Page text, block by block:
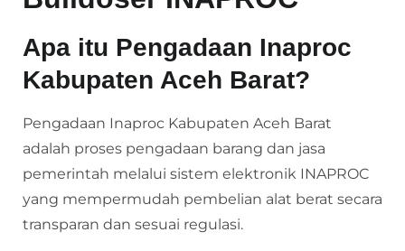
Apa itu Pengadaan Inaproc
Kabupaten Aceh Barat?
Pengadaan Inaproc Kabupaten Aceh Barat
adalah proses pengadaan barang dan jasa
pemerintah melalui sistem elektronik INAPROC
yang mempermudah pembelian alat berat secara
transparan dan sesuai regulasi.